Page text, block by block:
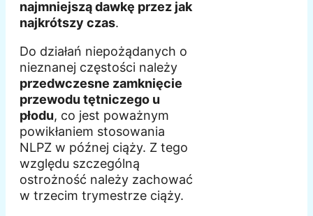
najmniejszą dawkę przez jak
najkrótszy czas.
Do działań niepożądanych o
nieznanej częstości należy
przedwczesne zamknięcie
przewodu tętniczego u
płodu, co jest poważnym
powikłaniem stosowania
NLPZ w późnej ciąży. Z tego
względu szczególną
ostrożność należy zachować
w trzecim trymestrze ciąży.